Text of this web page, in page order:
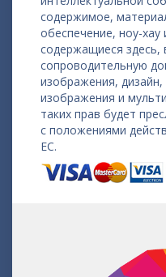
содержимое,
обеспечение, ноу-
содержащиеся здесь,
сопроводительную
изображения,
изображения и
таких прав будет
с положениями
ЕС.